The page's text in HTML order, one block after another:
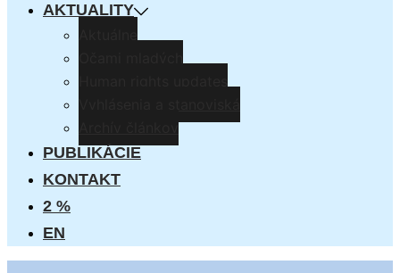
AKTUALITY
PUBLIKÁCIE
KONTAKT
2 %
EN